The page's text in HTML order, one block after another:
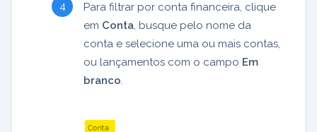
Para filtrar por conta financeira, clique
em Conta, busque pelo nome da
conta e selecione uma ou mais contas,
ou lançamentos com o campo Em
branco.